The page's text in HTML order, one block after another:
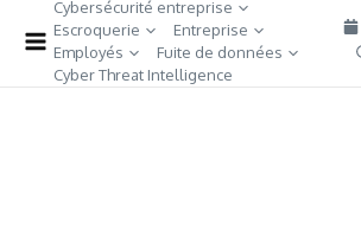
Cybersécurité entreprise
Escroquerie
Entreprise
Employés
Fuite de données
Cyber Threat Intelligence